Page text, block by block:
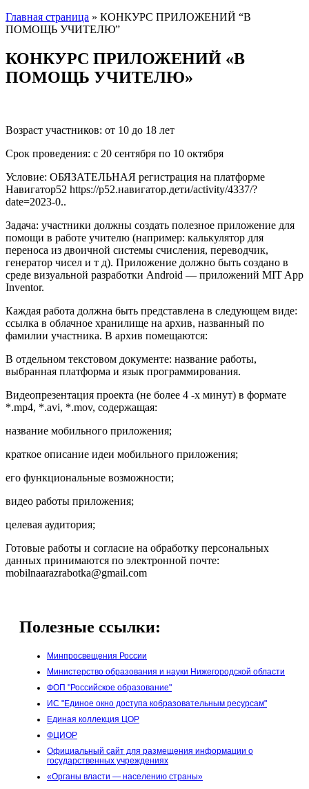
Главная страница » КОНКУРС ПРИЛОЖЕНИЙ “В
ПОМОЩЬ УЧИТЕЛЮ”
КОНКУРС ПРИЛОЖЕНИЙ «В
ПОМОЩЬ УЧИТЕЛЮ»
Возраст участников: от 10 до 18 лет
Срок проведения: с 20 сентября по 10 октября
Условие: ОБЯЗАТЕЛЬНАЯ регистрация на платформе
Навигатор52 https://р52.навигатор.дети/activity/4337/?
date=2023-0..
Задача: участники должны создать полезное приложение для
помощи в работе учителю (например: калькулятор для
переноса из двоичной системы счисления, переводчик,
генератор чисел и т д). Приложение должно быть создано в
среде визуальной разработки Android — приложений MIT App
Inventor.
Каждая работа должна быть представлена в следующем виде:
ссылка в облачное хранилище на архив, названный по
фамилии участника. В архив помещаются:
В отдельном текстовом документе: название работы,
выбранная платформа и язык программирования.
Видеопрезентация проекта (не более 4 -х минут) в формате
*.mp4, *.avi, *.mov, содержащая:
название мобильного приложения;
краткое описание идеи мобильного приложения;
его функциональные возможности;
видео работы приложения;
целевая аудитория;
Готовые работы и согласие на обработку персональных
данных принимаются по электронной почте:
mobilnaarazrabotka@gmail.com
Полезные ссылки:
Минпросвещения России
Министерство образования и науки Нижегородской области
ФОП "Российское образование"
ИС "Единое окно доступа кобразовательным ресурсам"
Единая коллекция ЦОР
ФЦИОР
Официальный сайт для размещения информации о
государственных учреждениях
«Органы власти — населению страны»